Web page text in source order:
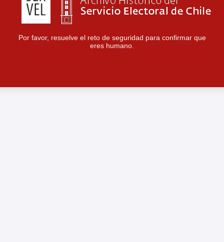
Por favor, resuelve el reto de seguridad para confirmar que
eres humano.